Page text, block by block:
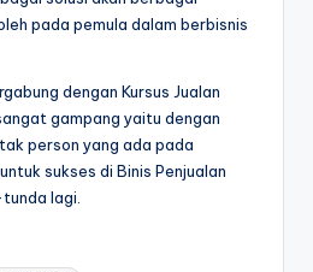
pada pemula dalam berbisnis
dengan Kursus Jualan
gampang yaitu dengan
person yang ada pada
sukses di Binis Penjualan
lagi.